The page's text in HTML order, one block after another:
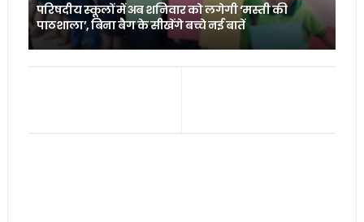
परिषदीय स्कूलों में अब शनिवार को लगेगी ‘मस्ती की
पाठशाला’, बिना बैग के सीखेंगे बच्चे नई बातें